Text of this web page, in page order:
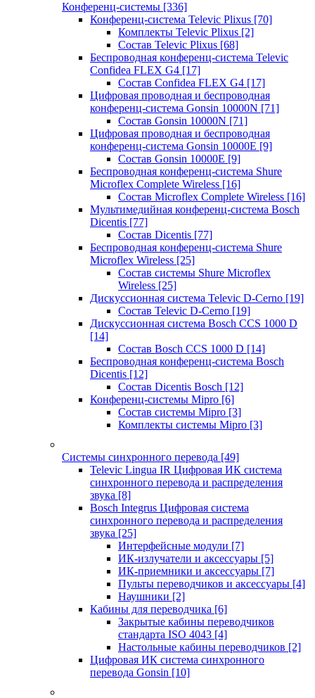
Конференц-системы [336]
Конференц-система Televic Plixus [70]
Комплекты Televic Plixus [2]
Состав Televic Plixus [68]
Беспроводная конференц-система Televic
Confidea FLEX G4 [17]
Состав Confidea FLEX G4 [17]
Цифровая проводная и беспроводная
конференц-система Gonsin 10000N [71]
Состав Gonsin 10000N [71]
Цифровая проводная и беспроводная
конференц-система Gonsin 10000E [9]
Состав Gonsin 10000E [9]
Беспроводная конференц-система Shure
Microflex Complete Wireless [16]
Состав Microflex Complete Wireless [16]
Мультимедийная конференц-система Bosch
Dicentis [77]
Состав Dicentis [77]
Беспроводная конференц-система Shure
Microflex Wireless [25]
Состав системы Shure Microflex
Wireless [25]
Дискуссионная система Televic D-Cerno [19]
Состав Televic D-Cerno [19]
Дискуссионная система Bosch CCS 1000 D
[14]
Состав Bosch CCS 1000 D [14]
Беспроводная конференц-система Bosch
Dicentis [12]
Состав Dicentis Bosch [12]
Конференц-системы Mipro [6]
Состав системы Mipro [3]
Комплекты системы Mipro [3]
Системы синхронного перевода [49]
Televic Lingua IR Цифровая ИК система
синхронного перевода и распределения
звука [8]
Bosch Integrus Цифровая система
синхронного перевода и распределения
звука [25]
Интерфейсные модули [7]
ИК-излучатели и аксессуары [5]
ИК-приемники и аксессуары [7]
Пульты переводчиков и аксессуары [4]
Наушники [2]
Кабины для переводчика [6]
Закрытые кабины переводчиков
стандарта ISO 4043 [4]
Настольные кабины переводчиков [2]
Цифровая ИК система синхронного
перевода Gonsin [10]